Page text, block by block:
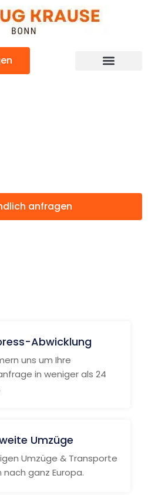
anfragen
Abwicklung
uns um Ihre
in weniger als 24
Umzüge
Umzüge & Transporte
nach ganz Europa.